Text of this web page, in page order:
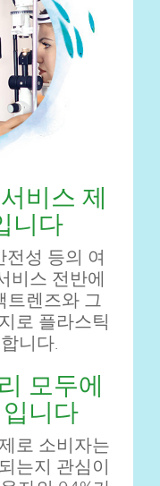
비스 제
니다
성 등의 여
비스 전반에
트렌즈와 그
로 플라스틱
니다.
모두에
니다
로 소비자는
는지 관심이